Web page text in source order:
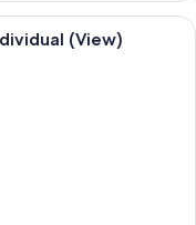
cama de alta calidad,
(View)